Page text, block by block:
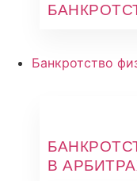
Банкротство
В